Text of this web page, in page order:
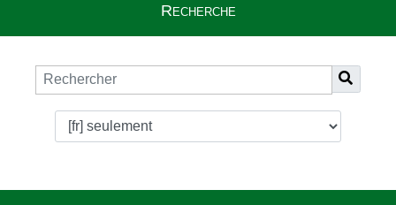
Recherche